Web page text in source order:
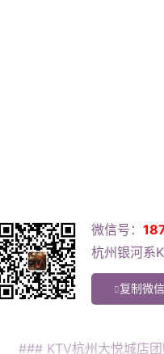
微信号：
杭州银河系
复制微
### KTV杭州大悦城店团购